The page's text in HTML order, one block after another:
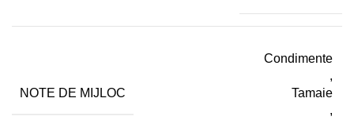
NOTE DE MIJLOC
Condimente
,
Tamaie
,